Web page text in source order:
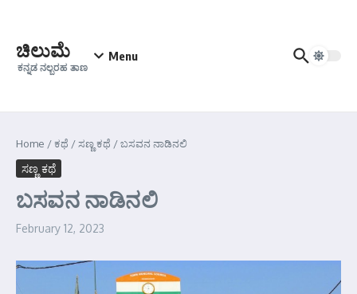
ಚಿಲುಮೆ
ಕನ್ನಡ ನಲ್ಬರಹ ತಾಣ
Menu
Home /ಕಥೆ /ಸಣ್ಣ ಕಥೆ /ಬಸವನ ನಾಡಿನಲಿ
ಸಣ್ಣ ಕಥೆ
ಬಸವನ ನಾಡಿನಲಿ
February 12, 2023